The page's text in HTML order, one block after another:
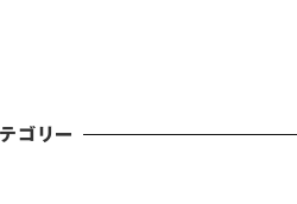
ゴリー